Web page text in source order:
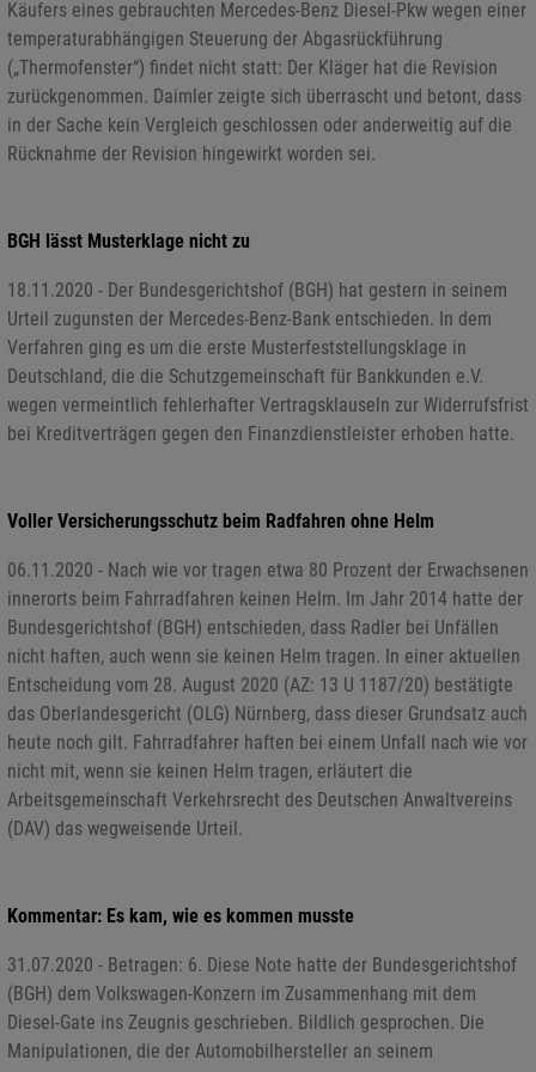
Käufers eines gebrauchten Mercedes-Benz Diesel-Pkw wegen einer
temperaturabhängigen Steuerung der Abgasrückführung
(„Thermofenster“) findet nicht statt: Der Kläger hat die Revision
zurückgenommen. Daimler zeigte sich überrascht und betont, dass
in der Sache kein Vergleich geschlossen oder anderweitig auf die
Rücknahme der Revision hingewirkt worden sei.
BGH lässt Musterklage nicht zu
18.11.2020 - Der Bundesgerichtshof (BGH) hat gestern in seinem
Urteil zugunsten der Mercedes-Benz-Bank entschieden. In dem
Verfahren ging es um die erste Musterfeststellungsklage in
Deutschland, die die Schutzgemeinschaft für Bankkunden e.V.
wegen vermeintlich fehlerhafter Vertragsklauseln zur Widerrufsfrist
bei Kreditverträgen gegen den Finanzdienstleister erhoben hatte.
Voller Versicherungsschutz beim Radfahren ohne Helm
06.11.2020 - Nach wie vor tragen etwa 80 Prozent der Erwachsenen
innerorts beim Fahrradfahren keinen Helm. Im Jahr 2014 hatte der
Bundesgerichtshof (BGH) entschieden, dass Radler bei Unfällen
nicht haften, auch wenn sie keinen Helm tragen. In einer aktuellen
Entscheidung vom 28. August 2020 (AZ: 13 U 1187/20) bestätigte
das Oberlandesgericht (OLG) Nürnberg, dass dieser Grundsatz auch
heute noch gilt. Fahrradfahrer haften bei einem Unfall nach wie vor
nicht mit, wenn sie keinen Helm tragen, erläutert die
Arbeitsgemeinschaft Verkehrsrecht des Deutschen Anwaltvereins
(DAV) das wegweisende Urteil.
Kommentar: Es kam, wie es kommen musste
31.07.2020 - Betragen: 6. Diese Note hatte der Bundesgerichtshof
(BGH) dem Volkswagen-Konzern im Zusammenhang mit dem
Diesel-Gate ins Zeugnis geschrieben. Bildlich gesprochen. Die
Manipulationen, die der Automobilhersteller an seinem